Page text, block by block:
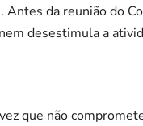
Antes da reunião do
desestimula a
que não